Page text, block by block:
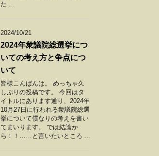
た ...
2024/10/21
2024年衆議院総選挙につ
いての考え方と争点につ
いて
皆様こんばんは。 めっちゃ久
しぶりの投稿です。 今回はタ
イトルにあります通り、2024年
10月27日に行われる衆議院総選
挙について僕なりの考えを書い
てまいります。 では結論か
ら！！……と言いたいところ ...